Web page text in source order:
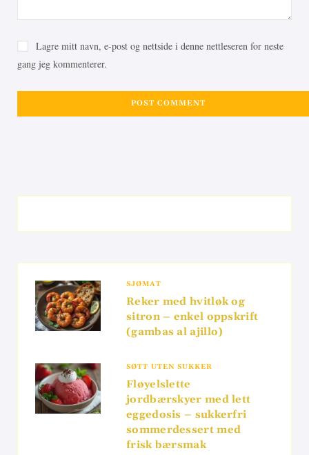
Lagre mitt navn, e-post og nettside i denne nettleseren for neste
gang jeg kommenterer.
SJØMAT
Reker med hvitløk og
sitron – enkel oppskrift
(gambas al ajillo)
SØTT UTEN SUKKER
Fløyelslette
jordbærskyer med lett
eggedosis – sukkerfri
sommerdessert med
frisk bærsmak